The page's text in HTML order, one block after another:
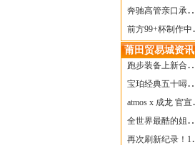
奔驰高管亲口承认：电动G级，完全失败了！
前方99+杯制作中！「爷爷不泡茶」苹果狗、桃桃喵，今夏顶流潮饮！
莆田贸易城资讯
跑步装备上新合集，最近有什么可以关注的呢？
宝珀经典五十噚家族再添新员 适配所有腕围的38mm小表径腕表亮相
atmos x 成龙 官宣，《警察故事》联名短袖公布！
全世界最酷的姐姐，和Nike联名的鞋要来了！
再次刷新纪录！14只 LABUBU 共拍出240万元